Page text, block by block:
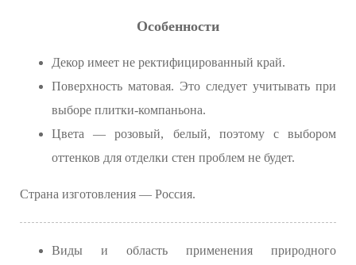
Особенности
Декор имеет не ректифицированный край.
Поверхность матовая. Это следует учитывать при
выборе плитки-компаньона.
Цвета — розовый, белый, поэтому с выбором
оттенков для отделки стен проблем не будет.
Страна изготовления — Россия.
Виды и область применения природного